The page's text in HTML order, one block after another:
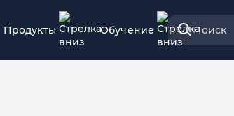
Продукты
Обучение Поиск